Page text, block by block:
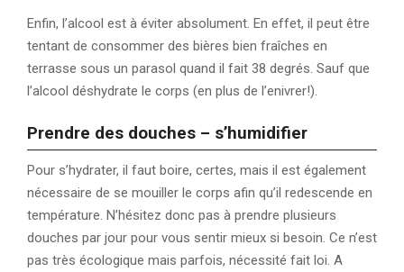
Enfin, l’alcool est à éviter absolument. En effet, il peut être
tentant de consommer des bières bien fraîches en
terrasse sous un parasol quand il fait 38 degrés. Sauf que
l’alcool déshydrate le corps (en plus de l’enivrer!).
Prendre des douches – s’humidifier
Pour s’hydrater, il faut boire, certes, mais il est également
nécessaire de se mouiller le corps afin qu’il redescende en
température. N’hésitez donc pas à prendre plusieurs
douches par jour pour vous sentir mieux si besoin. Ce n’est
pas très écologique mais parfois, nécessité fait loi. A